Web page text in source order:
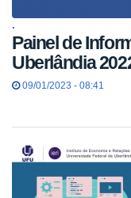
.
Painel de
Uberlândia
09/01/2023 - 08:41